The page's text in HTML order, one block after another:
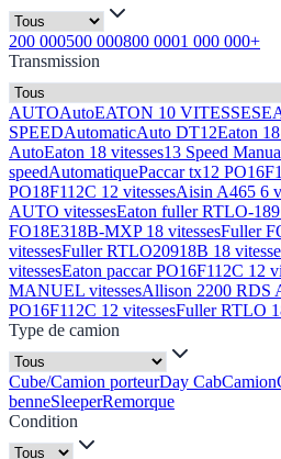
200 000500 000800 0001 000 000+
Transmission
AUTOAutoEATON 10 VITESSES
SPEEDAutomaticAuto DT12Eaton
AutoEaton 18 vitesses13 Speed
speedAutomatiquePaccar tx12
PO18F112C 12 vitessesAisin A465 6
AUTO vitessesEaton fuller RTLO-
FO18E318B-MXP 18 vitessesFuller
vitessesFuller RTLO20918B 18
vitessesEaton paccar PO16F112C 12
MANUEL vitessesAllison 2200 RDS
PO16F112C 12 vitessesFuller RTLO
Type de camion
Cube/Camion porteurDay CabCamion
benneSleeperRemorque
Condition